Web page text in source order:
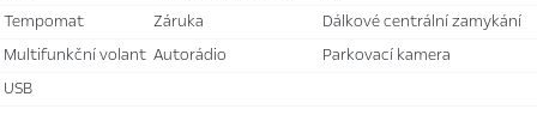
tempomat
záruka
dálkové centrální zamykání
multifunkční volant
autorádio
parkovací kamera
USB